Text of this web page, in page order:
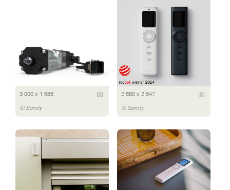
3 000 x 1 688
© Somfy
2 880 x 2 847
© Somfy